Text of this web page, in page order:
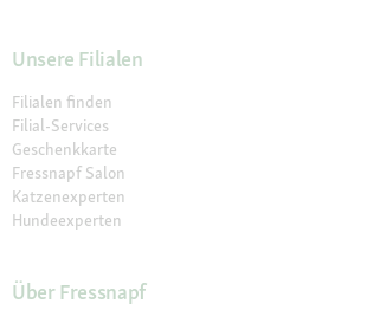
Unsere Filialen
Filialen finden
Filial-Services
Geschenkkarte
Fressnapf Salon
Katzenexperten
Hundeexperten
Über Fressnapf